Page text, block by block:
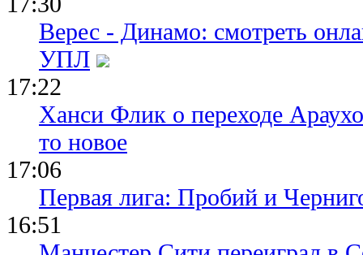
Верес - Динамо: смотреть
УПЛ
17:22
Ханси Флик о переходе
то новое
17:06
Первая лига: Пробий и
16:51